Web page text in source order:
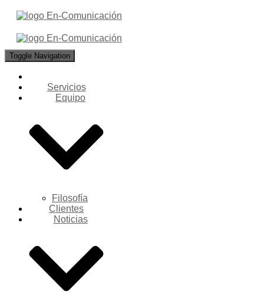
Toggle Navigation
Servicios
Equipo
Filosofía
Clientes
Noticias